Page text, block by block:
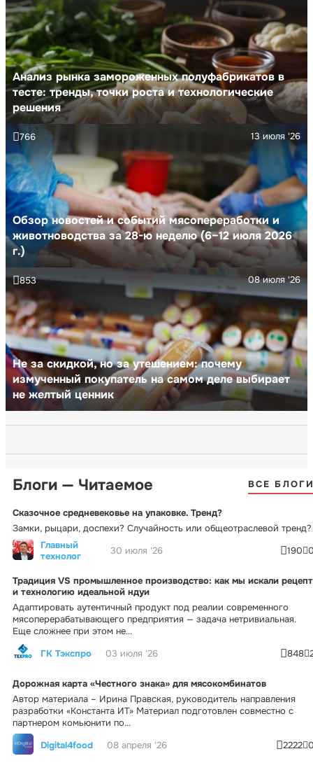
Анализ рынка замороженных полуфабрикатов в
тесте: тренды, точки роста и технологические
решения
Обзор новостей и событий мясопереработки и
животноводства за 28-ю неделю (6–12 июля 2026
г.)
13 июля '26
766
Не за скидкой, но за утешением: почему
измученный покупатель на самом деле выбирает
не желтый ценник
08 июля '26
853
Блоги — Читаемое ВСЕ
Сказочное средневековье на упаковке. Тренд?
Замки, рыцари, доспехи? Случайность или общеотраслевой тренд?
Главный
технолог
30 июля '26 190
Традиция VS промышленное производство: как мы искали рецепт
и технологию идеальной ндуи
Адаптировать аутентичный продукт под реалии современного
мясоперерабатывающего предприятия — задача нетривиальная.
Еще сложнее при этом не...
ГК Тэкспро
03 июля '26 848
Дорожная карта «Честного знака» для мясокомбинатов
Автор материала – Ирина Правская, руководитель направления
разработки «Константа ИТ» Материал подготовлен совместно с
партнером комьюнити по...
Digital4food
08 апреля '26 2222